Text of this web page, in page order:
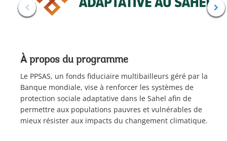
À propos du programme
Le PPSAS, un fonds fiduciaire multibailleurs géré par la
Banque mondiale, vise à renforcer les systèmes de
protection sociale adaptative dans le Sahel afin de
permettre aux populations pauvres et vulnérables de
mieux résister aux impacts du changement climatique.